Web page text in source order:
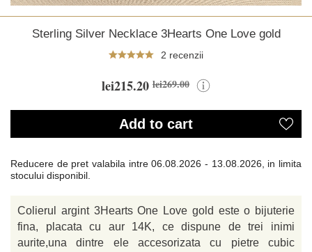
Sterling Silver Necklace 3Hearts One Love gold
2 recenzii
lei215.20 lei269.00
Add to cart
Reducere de pret valabila intre06.08.2026 - 13.08.2026, in limita
stocului disponibil.
Colierul argint 3Hearts One Love gold este o bijuterie
fina, placata cu aur 14K, ce dispune de trei inimi
aurite,una dintre ele accesorizata cu pietre cubic